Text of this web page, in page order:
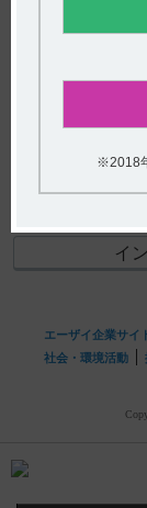
【クリアク
アンケート:ご意
※2018
イ
エーザイ企業サイ
社会・環境活動